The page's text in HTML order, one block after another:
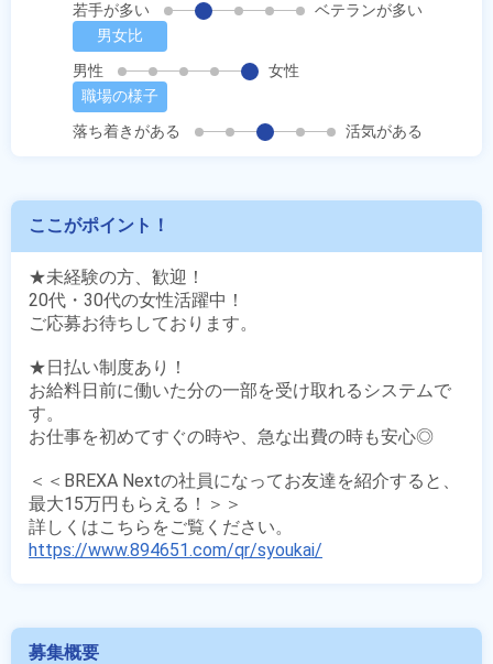
若手が多い
ベテランが多い
男女比
男性
女性
職場の様子
落ち着きがある
活気がある
ここがポイント！
★未経験の方、歓迎！
20代・30代の女性活躍中！
ご応募お待ちしております。
★日払い制度あり！
お給料日前に働いた分の一部を受け取れるシステムで
す。
お仕事を初めてすぐの時や、急な出費の時も安心◎
＜＜BREXA Nextの社員になってお友達を紹介すると、
最大15万円もらえる！＞＞
https://www.894651.com/qr/syoukai/
募集概要